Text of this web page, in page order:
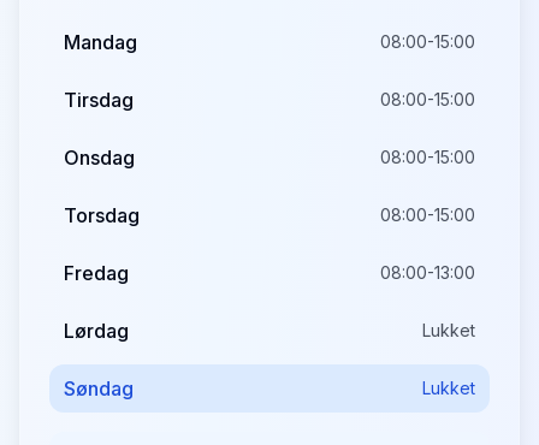
Mandag 08:00-15:00
Tirsdag 08:00-15:00
Onsdag 08:00-15:00
Torsdag 08:00-15:00
Fredag 08:00-13:00
Lørdag Lukket
Søndag Lukket